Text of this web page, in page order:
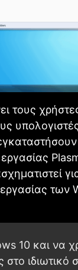
τους
των
10 και να
ιδιωτικό